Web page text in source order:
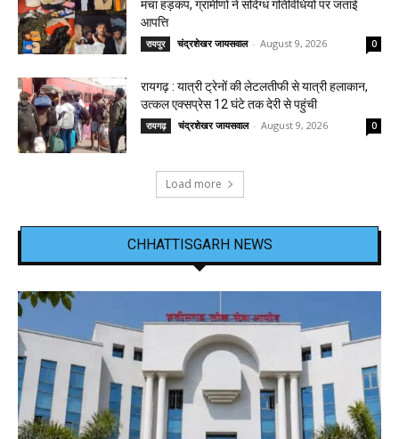
मचा हड़कंप, ग्रामीणों ने संदिग्ध गतिविधियों पर जताई
आपत्ति
रायपुर चंद्रशेखर जायसवाल - August 9, 2026 0
रायगढ़ : यात्री ट्रेनों की लेटलतीफी से यात्री हलाकान,
उत्कल एक्सप्रेस 12 घंटे तक देरी से पहुंची
रायगढ़ चंद्रशेखर जायसवाल - August 9, 2026 0
Load more
CHHATTISGARH NEWS